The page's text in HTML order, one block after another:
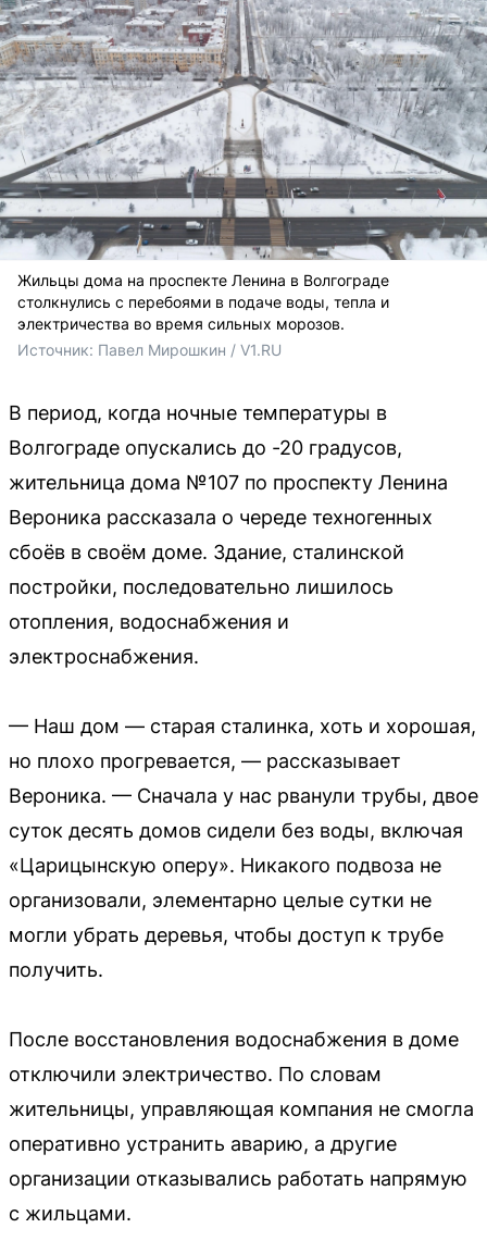
Жильцы дома на проспекте Ленина в Волгограде
столкнулись с перебоями в подаче воды, тепла и
электричества во время сильных морозов.
Источник: Павел Мирошкин / V1.RU
В период, когда ночные температуры в
Волгограде опускались до -20 градусов,
жительница дома №107 по проспекту Ленина
Вероника рассказала о череде техногенных
сбоёв в своём доме. Здание, сталинской
постройки, последовательно лишилось
отопления, водоснабжения и
электроснабжения.
— Наш дом — старая сталинка, хоть и хорошая,
но плохо прогревается, — рассказывает
Вероника. — Сначала у нас рванули трубы, двое
суток десять домов сидели без воды, включая
«Царицынскую оперу». Никакого подвоза не
организовали, элементарно целые сутки не
могли убрать деревья, чтобы доступ к трубе
получить.
После восстановления водоснабжения в доме
отключили электричество. По словам
жительницы, управляющая компания не смогла
оперативно устранить аварию, а другие
организации отказывались работать напрямую
с жильцами.